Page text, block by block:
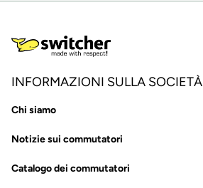
INFORMAZIONI SULLA SOCIETÀ
Chi siamo
Notizie sui commutatori
Catalogo dei commutatori